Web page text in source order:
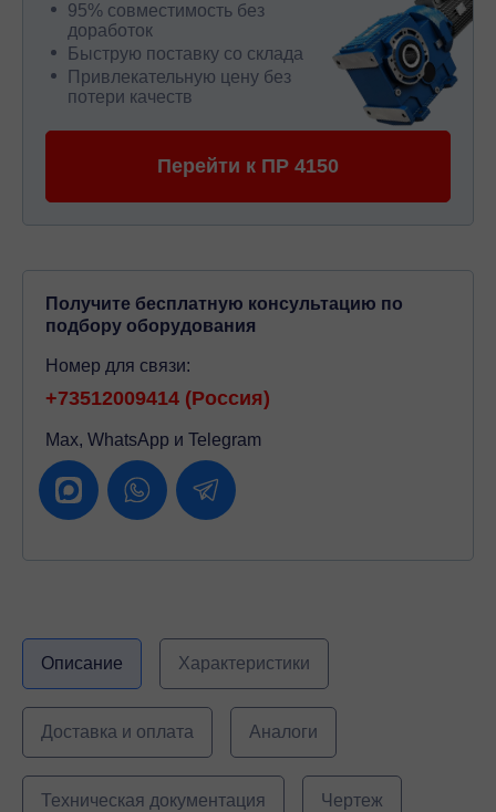
95% совместимость без
доработок
Быструю поставку со склада
Привлекательную цену без
потери качеств
Перейти к ПР 4150
Получите бесплатную консультацию по
подбору оборудования
Номер для связи:
+73512009414 (Россия)
Max, WhatsApp и Telegram
Описание Характеристики
Доставка и оплата Аналоги
Техническая документация Чертеж